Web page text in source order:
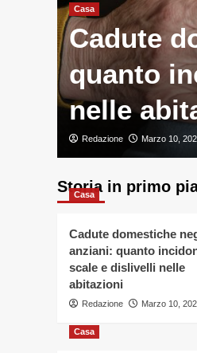
Casa
Cadute
quanto
nelle
Redazione Marzo 10,
Storia in primo
Casa
Cadute domestiche
anziani: quanto
scale e dislivelli nelle
abitazioni
Redazione Marzo 10,
Casa